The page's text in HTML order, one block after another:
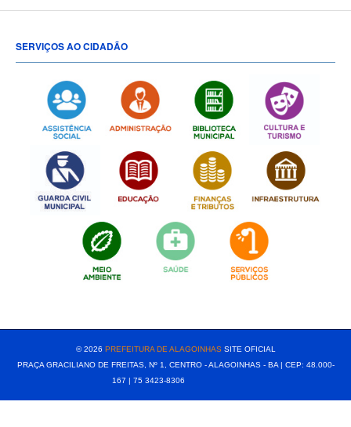
SERVIÇOS AO CIDADÃO
© 2026 PREFEITURA DE ALAGOINHASSITE OFICIAL
PRAÇA GRACILIANO DE FREITAS, Nº 1, CENTRO - ALAGOINHAS - BA | CEP: 48.000-
167 | 75 3423-8306⠀⠀⠀⠀⠀⠀⠀⠀⠀⠀